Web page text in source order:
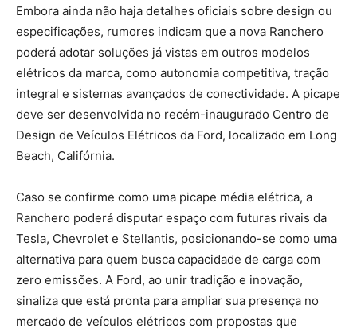
Embora ainda não haja detalhes oficiais sobre design ou
especificações, rumores indicam que a nova Ranchero
poderá adotar soluções já vistas em outros modelos
elétricos da marca, como autonomia competitiva, tração
integral e sistemas avançados de conectividade. A picape
deve ser desenvolvida no recém-inaugurado Centro de
Design de Veículos Elétricos da Ford, localizado em Long
Beach, Califórnia.
Caso se confirme como uma picape média elétrica, a
Ranchero poderá disputar espaço com futuras rivais da
Tesla, Chevrolet e Stellantis, posicionando-se como uma
alternativa para quem busca capacidade de carga com
zero emissões. A Ford, ao unir tradição e inovação,
sinaliza que está pronta para ampliar sua presença no
mercado de veículos elétricos com propostas que